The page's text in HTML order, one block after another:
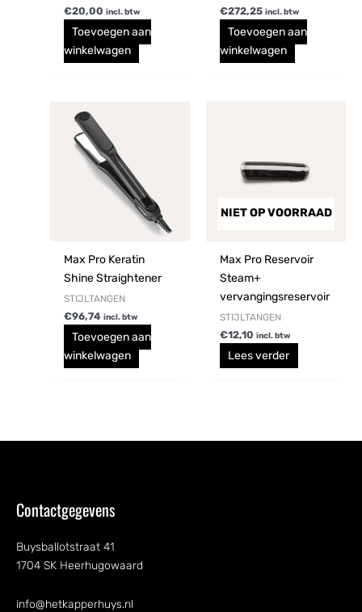
€20,00 incl. btw
Toevoegen aan
winkelwagen
€272,25 incl. btw
Toevoegen aan
winkelwagen
Max Pro Keratin
Shine Straightener
STIJLTANGEN
€96,74 incl. btw
Toevoegen aan
winkelwagen
NIET OP VOORRAAD
Max Pro Reservoir
Steam+
vervangingsreservoir
STIJLTANGEN
€12,10 incl. btw
Lees verder
Contactgegevens
Buysballotstraat 41
1704 SK Heerhugowaard
info@hetkapperhuys.nl